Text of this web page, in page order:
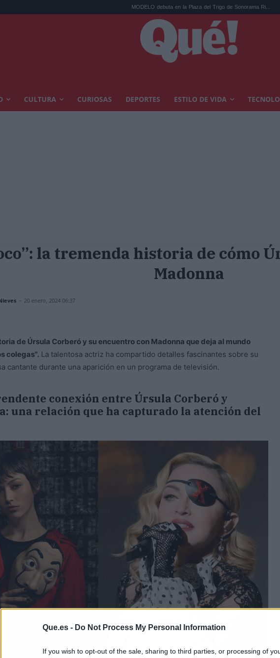
Que.es - Do Not Process My Personal Information
If you wish to opt-out of the sale, sharing to third parties, or processing of
MODELO debuta en la Plaza del Trigo de Sonorama Ri... Eclipse
CULTURA CURIOSAS DEPORTES ESTILO DE VIDA
la tremenda historia de cómo
Madonna
- 20 enero, 2024 06:37
de Úrsula Corberó y su encuentro con Madonna que deja al mundo
colegas". La talentosa actriz ha compartido detalles fascinantes sobre su
cantante durante una aparición en un programa de televisión.
conexión entre Úrsula Corberó y
una relación que ha capturado la atención del